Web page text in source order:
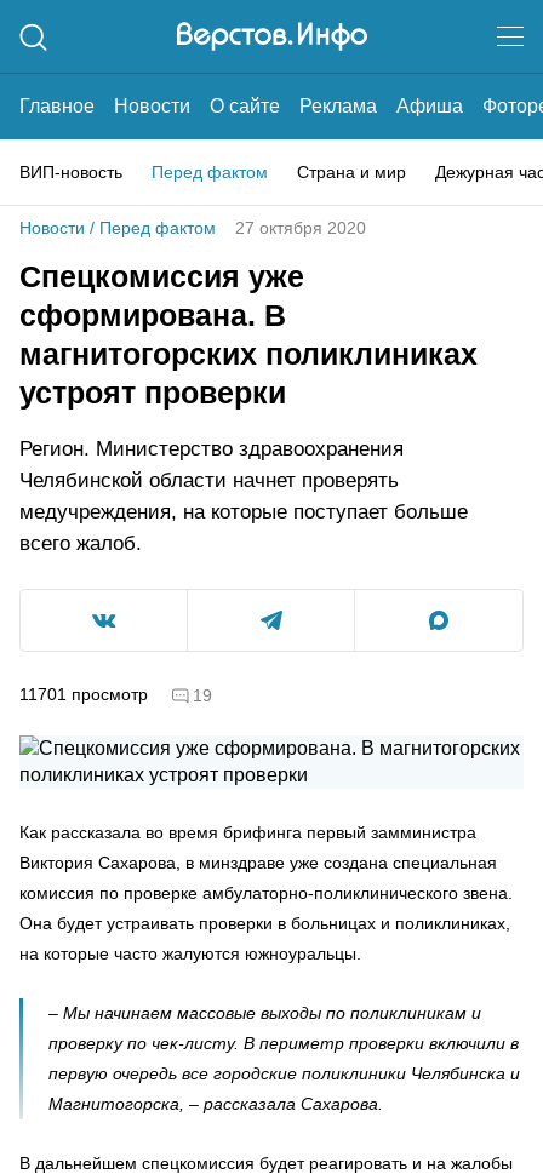
Главное Новости О сайте Реклама Афиша
ВИП-новость Перед фактом Страна и мир Дежурная
Новости / Перед фактом 27 октября 2020
Спецкомиссия уже
сформирована. В
магнитогорских поликлиниках
устроят проверки
Регион. Министерство здравоохранения
Челябинской области начнет проверять
медучреждения, на которые поступает больше
всего жалоб.
11701 просмотр 19
Как рассказала во время брифинга первый замминистра
Виктория Сахарова, в минздраве уже создана специальная
комиссия по проверке амбулаторно-поликлинического звена.
Она будет устраивать проверки в больницах и поликлиниках,
на которые часто жалуются южноуральцы.
– Мы начинаем массовые выходы по поликлиникам и
проверку по чек-листу. В периметр проверки включили в
первую очередь все городские поликлиники Челябинска и
Магнитогорска, – рассказала Сахарова.
В дальнейшем спецкомиссия будет реагировать и на жалобы